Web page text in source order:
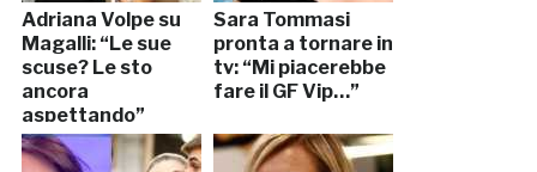
Adriana Volpe su
Magalli: “Le sue
scuse? Le sto
ancora
aspettando”
Sara Tommasi
pronta a tornare in
tv: “Mi piacerebbe
fare il GF Vip…”